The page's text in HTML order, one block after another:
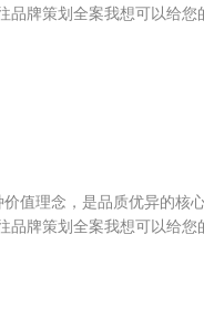
品牌策划全案我想可以给您
值理念，是品质优异的核
品牌策划全案我想可以给您